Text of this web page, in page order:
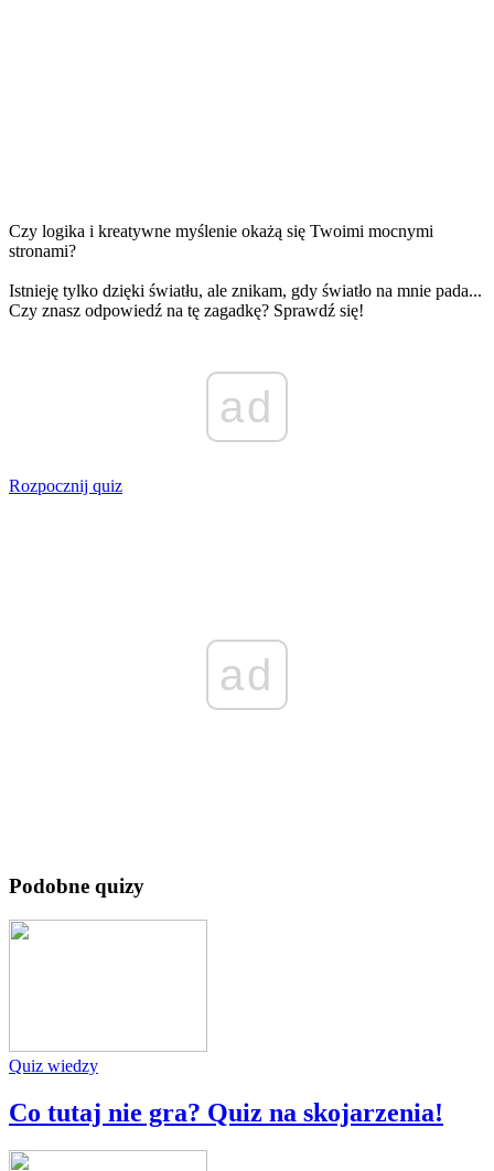
Czy logika i kreatywne myślenie okażą się Twoimi mocnymi
stronami?
Istnieję tylko dzięki światłu, ale znikam, gdy światło na mnie pada...
Czy znasz odpowiedź na tę zagadkę? Sprawdź się!
ad
Rozpocznij quiz
ad
Podobne quizy
Quiz wiedzy
Co tutaj nie gra? Quiz na skojarzenia!